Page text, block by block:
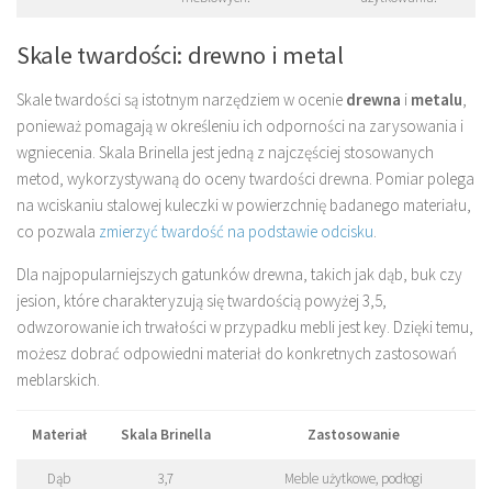
Skale twardości: drewno i metal
Skale twardości są istotnym narzędziem w ocenie drewna i metalu,
ponieważ pomagają w określeniu ich odporności na zarysowania i
wgniecenia. Skala Brinella jest jedną z najczęściej stosowanych
metod, wykorzystywaną do oceny twardości drewna. Pomiar polega
na wciskaniu stalowej kuleczki w powierzchnię badanego materiału,
co pozwala zmierzyć twardość na podstawie odcisku.
Dla najpopularniejszych gatunków drewna, takich jak dąb, buk czy
jesion, które charakteryzują się twardością powyżej 3,5,
odwzorowanie ich trwałości w przypadku mebli jest key. Dzięki temu,
możesz dobrać odpowiedni materiał do konkretnych zastosowań
meblarskich.
Materiał Skala Brinella Zastosowanie
Dąb 3,7 Meble użytkowe, podłogi